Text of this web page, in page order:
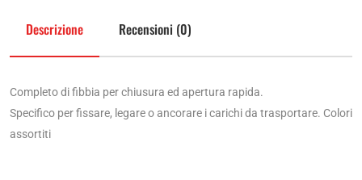
Descrizione Recensioni (0)
Completo di fibbia per chiusura ed apertura rapida.
Specifico per fissare, legare o ancorare i carichi da trasportare. Colori
assortiti